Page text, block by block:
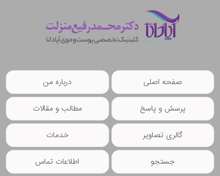
صفحه اصلی درباره من
پرسش و پاسخ مطالب و مقالات
گالری تصاویر خدمات
جستجو اطلاعات تماس